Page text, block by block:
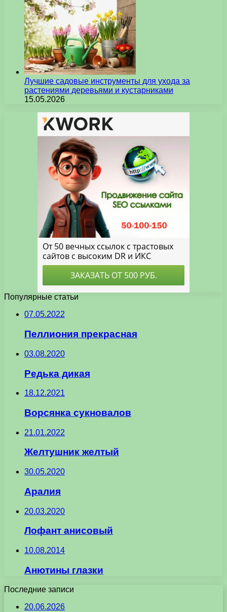
Лучшие садовые инструменты для ухода за
растениями деревьями и кустарниками
15.05.2026
Популярные статьи
07.05.2022
Пеллиония прекрасная
03.08.2020
Редька дикая
18.12.2021
Ворсянка сукновалов
21.01.2022
Желтушник желтый
30.05.2020
Аралия
20.03.2020
Лофант анисовый
10.08.2014
Анютины глазки
Последние записи
20.06.2026